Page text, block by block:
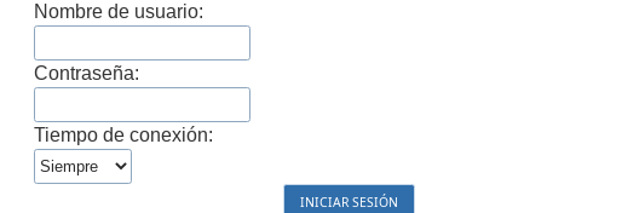
Nombre de usuario:
Contraseña:
Tiempo de conexión: